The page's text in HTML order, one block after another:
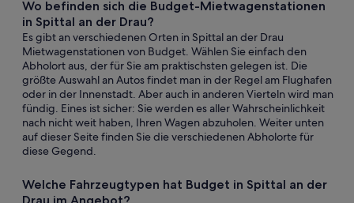
Wo befinden sich die Budget-Mietwagenstationen
in Spittal an der Drau?
Es gibt an verschiedenen Orten in Spittal an der Drau
Mietwagenstationen von Budget. Wählen Sie einfach den
Abholort aus, der für Sie am praktischsten gelegen ist. Die
größte Auswahl an Autos findet man in der Regel am Flughafen
oder in der Innenstadt. Aber auch in anderen Vierteln wird man
fündig. Eines ist sicher: Sie werden es aller Wahrscheinlichkeit
nach nicht weit haben, Ihren Wagen abzuholen. Weiter unten
auf dieser Seite finden Sie die verschiedenen Abholorte für
diese Gegend.
Welche Fahrzeugtypen hat Budget in Spittal an der